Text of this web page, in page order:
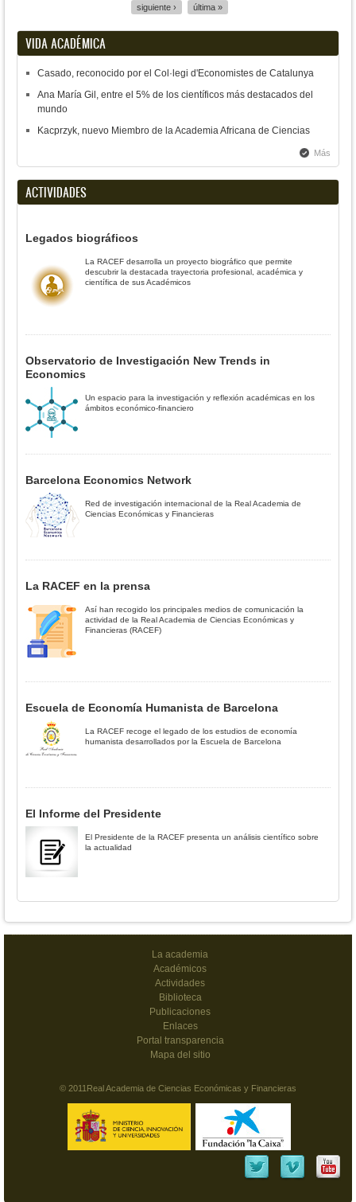
siguiente ›
última »
VIDA ACADÉMICA
Casado, reconocido por el Col·legi d'Economistes de Catalunya
Ana María Gil, entre el 5% de los científicos más destacados del
mundo
Kacprzyk, nuevo Miembro de la Academia Africana de Ciencias
Más
ACTIVIDADES
Legados biográficos
La RACEF desarrolla un proyecto biográfico que permite
descubrir la destacada trayectoria profesional, académica y
científica de sus Académicos
Observatorio de Investigación New Trends in
Economics
Un espacio para la investigación y reflexión académicas en los
ámbitos económico-financiero
Barcelona Economics Network
Red de investigación internacional de la Real Academia de
Ciencias Económicas y Financieras
La RACEF en la prensa
Así han recogido los principales medios de comunicación la
actividad de la Real Academia de Ciencias Económicas y
Financieras (RACEF)
Escuela de Economía Humanista de Barcelona
La RACEF recoge el legado de los estudios de economía
humanista desarrollados por la Escuela de Barcelona
El Informe del Presidente
El Presidente de la RACEF presenta un análisis científico sobre
la actualidad
La academia
Académicos
Actividades
Biblioteca
Publicaciones
Enlaces
Portal transparencia
Mapa del sitio
© 2011Real Academia de Ciencias Económicas y Financieras